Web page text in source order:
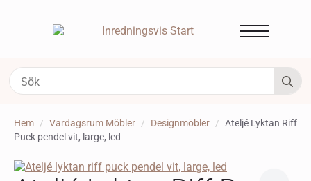
Hem Vardagsrum Möbler Designmöbler
Ateljé Lyktan Riff
Puck pendel vit, large, led